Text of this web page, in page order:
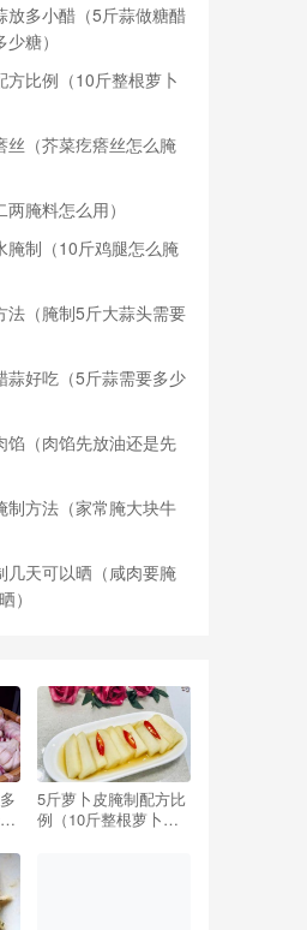
放多小醋（5斤蒜做糖醋
糖）
方比例（10斤整根萝卜
丝（芥菜疙瘩丝怎么腌
腌料怎么用）
腌制（10斤鸡腿怎么腌
法（腌制5斤大蒜头需要
蒜好吃（5斤蒜需要多少
馅（肉馅先放油还是先
制方法（家常腌大块牛
几天可以晒（咸肉要腌
）
,
5斤萝卜皮腌制配方比
例（10斤整根萝卜腌